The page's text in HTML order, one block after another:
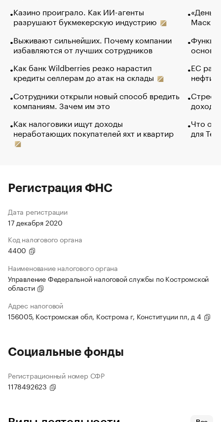
Казино проиграло. Как ИИ-агенты
разрушают букмекерскую индустрию
Выживают сильнейших. Почему компании
избавляются от лучших сотрудников
Как банк Wildberries резко нарастил
кредиты селлерам до атак на склады
Сотрудники открыли новый способ вредить
компаниям. Зачем им это
Как налоговики ищут доходы
неработающих покупателей яхт и квартир
Маск в
основ
ЕС
нефти
Что
для
Регистрация ФНС
Дата регистрации
17 декабря 2020
Код налогового органа
4400
Наименование налогового органа
Управление Федеральной налоговой службы по Костромской
области
Адрес налоговой
156005, Костромская обл, Кострома г, Конституции пл, д 4
Социальные фонды
Регистрационный номер СФР
1178492623